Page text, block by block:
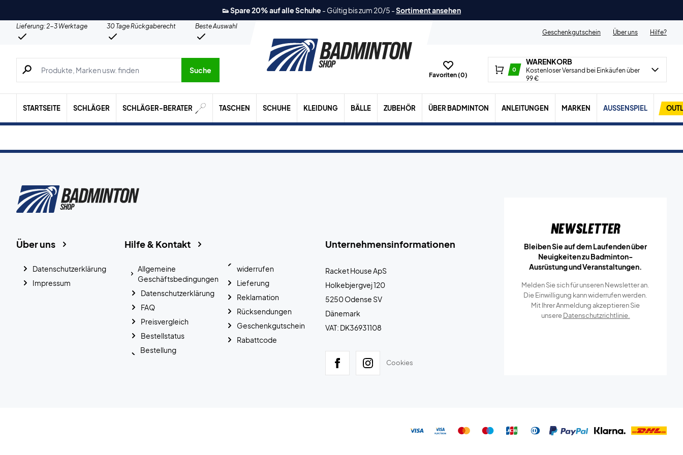
👟 Spare 20% auf alle Schuhe - Gültig bis zum 20/5 -Sortiment ansehen
Lieferung: 2-3 Werktage 30 Tage Rückgaberecht
Beste Auswahl
Geschenkgutschein
Über uns Hilfe?
Suche nach Produkten, Marken usw.
Suche
Favoriten (0)
0
WARENKORB
Kostenloser Versand bei Einkäufen über
99 €
STARTSEITE SCHLÄGER SCHLÄGER-BERATER TASCHEN SCHUHE KLEIDUNG BÄLLE ZUBEHÖR ÜBER BADMINTON ANLEITUNGEN MARKEN AUSSENSPIEL
Unternehmensinformationen
Racket House ApS
Holkebjergvej 120
5250 Odense SV
Dänemark
VAT: DK36931108
Cookies
Hilfe & Kontakt
Allgemeine
Geschäftsbedingungen
Datenschutzerklärung
FAQ
Preisvergleich
Bestellstatus
Bestellung
widerrufen
Lieferung
Reklamation
Rücksendungen
Geschenkgutschein
Rabattcode
Über uns
Datenschutzerklärung
Impressum
Newsletter
Bleiben Sie auf dem Laufenden über
Neuigkeiten zu Badminton-
Ausrüstung und Veranstaltungen.
Melden Sie sich für unseren Newsletter an.
Die Einwilligung kann widerrufen werden.
Mit Ihrer Anmeldung akzeptieren Sie
unsereDatenschutzrichtlinie.